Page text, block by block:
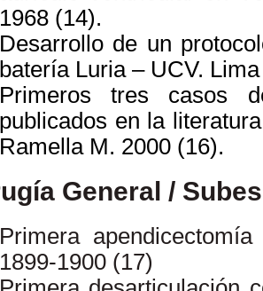
1968 (14).
Desarrollo de un
batería Luria – UCV.
Primeros tres casos
publicados en la
Ramella M. 2000 (16).
General /
Primera
1899-1900 (17)